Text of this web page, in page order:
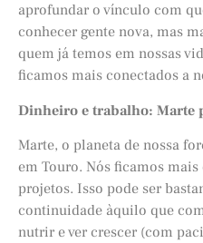
aprofundar o vínculo com
conhecer gente nova, mas
quem já temos em nossas
ficamos mais conectados a
Dinheiro e trabalho: Marte
Marte, o planeta de nossa
em Touro. Nós ficamos
projetos. Isso pode ser
continuidade àquilo que
nutrir e ver crescer (com